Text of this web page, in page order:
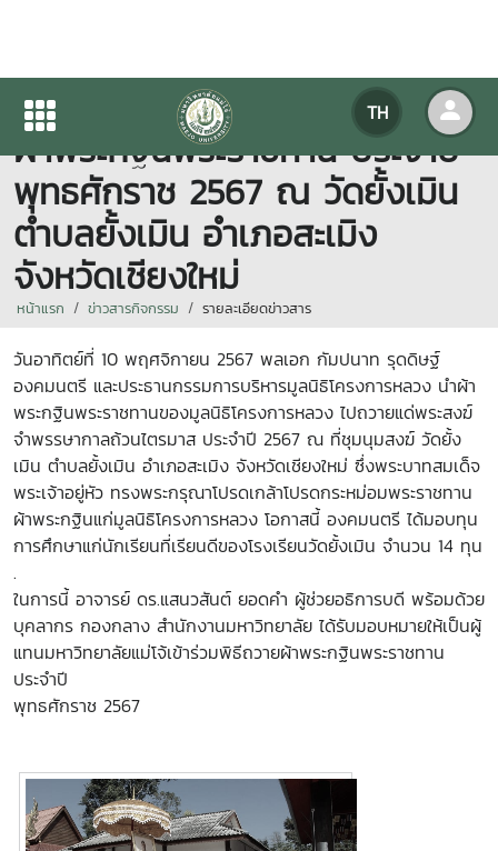
TH
มหาวิทยาลัยแม่โจ้ ร่วมพิธีถวาย
ผ้าพระกฐินพระราชทาน ประจำปี
พุทธศักราช 2567 ณ วัดยั้งเมิน
ตำบลยั้งเมิน อำเภอสะเมิง
จังหวัดเชียงใหม่
หน้าแรก ข่าวสารกิจกรรม รายละเอียดข่าวสาร
วันอาทิตย์ที่ 10 พฤศจิกายน 2567 พลเอก กัมปนาท รุดดิษฐ์
องคมนตรี และประธานกรรมการบริหารมูลนิธิโครงการหลวง นำผ้า
พระกฐินพระราชทานของมูลนิธิโครงการหลวง ไปถวายแด่พระสงฆ์
จำพรรษากาลถ้วนไตรมาส ประจำปี 2567 ณ ที่ชุมนุมสงฆ์ วัดยั้ง
เมิน ตำบลยั้งเมิน อำเภอสะเมิง จังหวัดเชียงใหม่ ซึ่งพระบาทสมเด็จ
พระเจ้าอยู่หัว ทรงพระกรุณาโปรดเกล้าโปรดกระหม่อมพระราชทาน
ผ้าพระกฐินแก่มูลนิธิโครงการหลวง โอกาสนี้ องคมนตรี ได้มอบทุน
การศึกษาแก่นักเรียนที่เรียนดีของโรงเรียนวัดยั้งเมิน จำนวน 14 ทุน
.
ในการนี้ อาจารย์ ดร.แสนวสันต์ ยอดคำ ผู้ช่วยอธิการบดี พร้อมด้วย
บุคลากร กองกลาง สำนักงานมหาวิทยาลัย ได้รับมอบหมายให้เป็นผู้
แทนมหาวิทยาลัยแม่โจ้เข้าร่วมพิธีถวายผ้าพระกฐินพระราชทาน
ประจำปี
พุทธศักราช 2567